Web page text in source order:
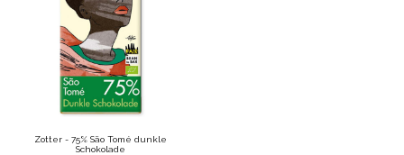
Zotter - 75% São Tomé dunkle
Schokolade